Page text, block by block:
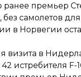
ранее премьер
самолетов
в Норвегии
визита в
истребителя